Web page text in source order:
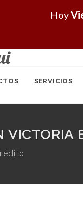
Hoy
SERVICIOS
VICTORIA